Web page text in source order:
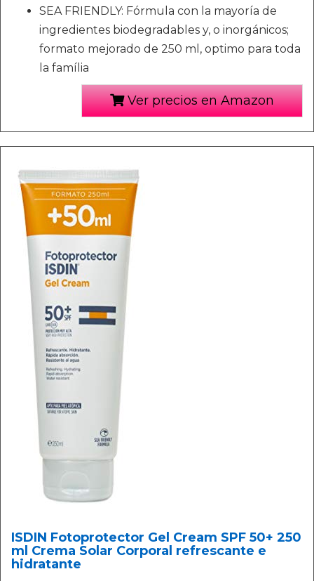
SEA FRIENDLY: Fórmula con la mayoría de
ingredientes biodegradables y, o inorgánicos;
formato mejorado de 250 ml, optimo para toda
la família
Ver precios en Amazon
ISDIN Fotoprotector Gel Cream SPF 50+ 250
ml Crema Solar Corporal refrescante e
hidratante